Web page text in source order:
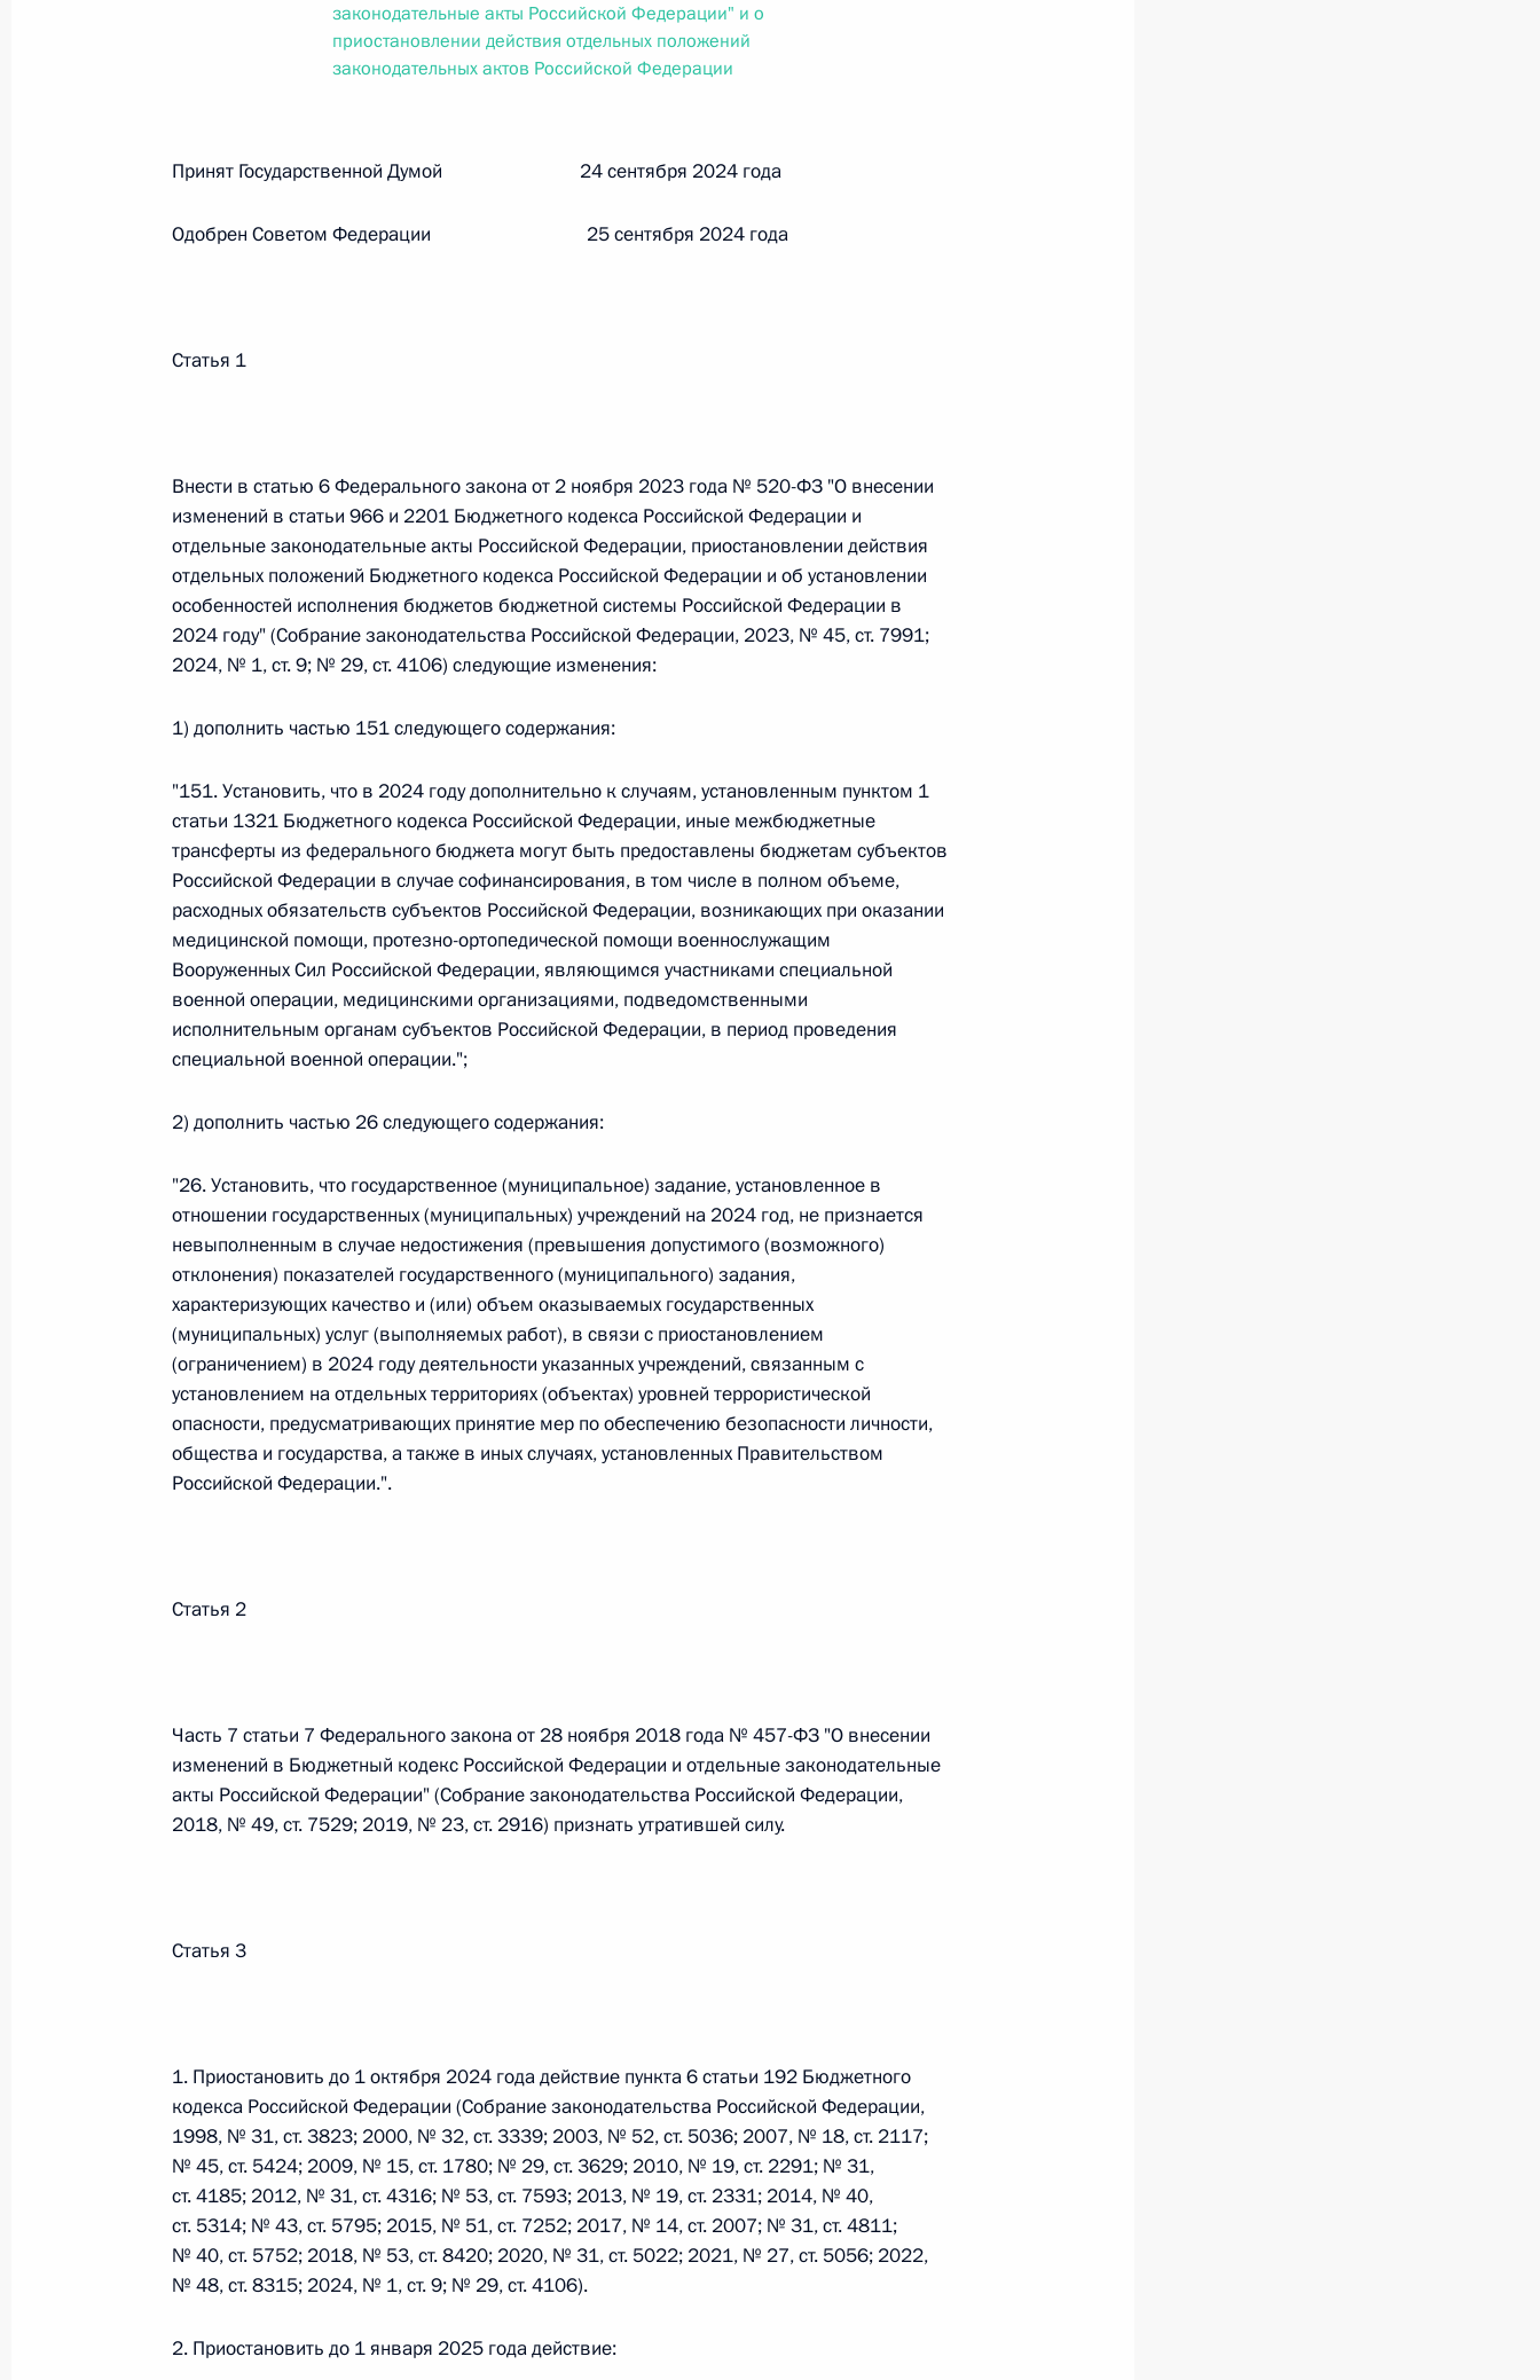
26 июля 2026 года
26 июля 2026 года
О внесении изменения в статью 2 Федерального закона «О благотворительной деятельности
и добровольчестве (волонтерстве)»
26 июля 2026 года
Федеральный закон от 26.07.2026 г. № 251-ФЗ
О внесении изменений в Уголовный кодекс Российской Федерации и статьи 31 и 151 Уголовно-
процессуального кодекса Российской Федерации
Федеральный закон от 26.07.2026 г. № 264-ФЗ
О внесении изменений в статью 13–2 Федерального закона «Об актах гражданского состояния»
и признании утратившим силу пункта 1 части 13 статьи 3 Федерального закона «О внесении
изменений в Федеральный закон „Об актах гражданского состояния“
26 июля 2026 года
Федеральный закон от 26.07.2026 г. № 270-ФЗ
26 июля 2026 года
Федеральный закон от 26.07.2026 г. № 244-ФЗ
О ратификации Соглашения между Правительством Российской Федерации и Кабинетом
Министров Киргизской Республики о правовом статусе представительств компетентных органов
по вопросам внутренних дел и миграции в Российской Федерации и Киргизской Республике
26 июля 2026 года
Федеральный закон от 26.07.2026 г. № 250-ФЗ
О внесении изменений в Кодекс Российской Федерации об административных правонарушениях
26 июля 2026 года
О внесении изменения в статью 6 Закона Российской Федерации «О защите прав потребителей»
Федеральный закон от 26.07.2026 г. № 247-ФЗ
О внесении изменений в статью 9.21 Кодекса Российской Федерации об административных
правонарушениях
26 июля 2026 года
О ратификации Соглашения между Правительством Российской Федерации и Правительством
законодательные акты Российской Федерации" и о
приостановлении действия отдельных положений
законодательных актов Российской Федерации
Принят Государственной Думой 24 сентября 2024 года
Одобрен Советом Федерации 25 сентября 2024 года
Статья 1
Внести в статью 6 Федерального закона от 2 ноября 2023 года № 520-ФЗ "О внесении
изменений в статьи 966 и 2201 Бюджетного кодекса Российской Федерации и
отдельные законодательные акты Российской Федерации, приостановлении действия
отдельных положений Бюджетного кодекса Российской Федерации и об установлении
особенностей исполнения бюджетов бюджетной системы Российской Федерации в
2024 году" (Собрание законодательства Российской Федерации, 2023, № 45, ст. 7991;
2024, № 1, ст. 9; № 29, ст. 4106) следующие изменения:
1) дополнить частью 151 следующего содержания:
"151. Установить, что в 2024 году дополнительно к случаям, установленным пунктом 1
статьи 1321 Бюджетного кодекса Российской Федерации, иные межбюджетные
трансферты из федерального бюджета могут быть предоставлены бюджетам субъектов
Российской Федерации в случае софинансирования, в том числе в полном объеме,
расходных обязательств субъектов Российской Федерации, возникающих при оказании
медицинской помощи, протезно-ортопедической помощи военнослужащим
Вооруженных Сил Российской Федерации, являющимся участниками специальной
военной операции, медицинскими организациями, подведомственными
исполнительным органам субъектов Российской Федерации, в период проведения
специальной военной операции.";
2) дополнить частью 26 следующего содержания:
"26. Установить, что государственное (муниципальное) задание, установленное в
отношении государственных (муниципальных) учреждений на 2024 год, не признается
невыполненным в случае недостижения (превышения допустимого (возможного)
отклонения) показателей государственного (муниципального) задания,
характеризующих качество и (или) объем оказываемых государственных
(муниципальных) услуг (выполняемых работ), в связи с приостановлением
(ограничением) в 2024 году деятельности указанных учреждений, связанным с
установлением на отдельных территориях (объектах) уровней террористической
опасности, предусматривающих принятие мер по обеспечению безопасности личности,
общества и государства, а также в иных случаях, установленных Правительством
Российской Федерации.".
Статья 2
Часть 7 статьи 7 Федерального закона от 28 ноября 2018 года № 457-ФЗ "О внесении
изменений в Бюджетный кодекс Российской Федерации и отдельные законодательные
акты Российской Федерации" (Собрание законодательства Российской Федерации,
2018, № 49, ст. 7529; 2019, № 23, ст. 2916) признать утратившей силу.
Статья 3
1. Приостановить до 1 октября 2024 года действие пункта 6 статьи 192 Бюджетного
кодекса Российской Федерации (Собрание законодательства Российской Федерации,
1998, № 31, ст. 3823; 2000, № 32, ст. 3339; 2003, № 52, ст. 5036; 2007, № 18, ст. 2117;
№ 45, ст. 5424; 2009, № 15, ст. 1780; № 29, ст. 3629; 2010, № 19, ст. 2291; № 31,
ст. 4185; 2012, № 31, ст. 4316; № 53, ст. 7593; 2013, № 19, ст. 2331; 2014, № 40,
ст. 5314; № 43, ст. 5795; 2015, № 51, ст. 7252; 2017, № 14, ст. 2007; № 31, ст. 4811;
№ 40, ст. 5752; 2018, № 53, ст. 8420; 2020, № 31, ст. 5022; 2021, № 27, ст. 5056; 2022,
№ 48, ст. 8315; 2024, № 1, ст. 9; № 29, ст. 4106).
2. Приостановить до 1 января 2025 года действие: